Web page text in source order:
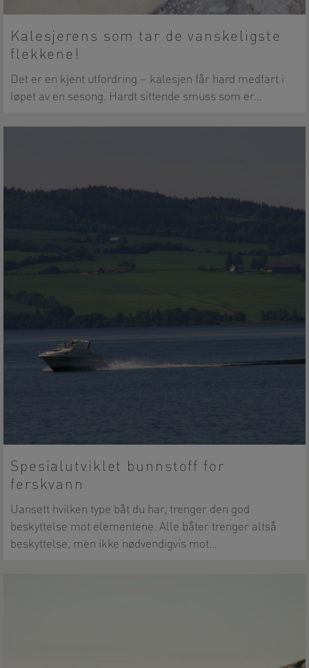
Kalesjerens som tar de vanskeligste
flekkene!
Det er en kjent utfordring – kalesjen får hard medfart i
løpet av en sesong. Hardt sittende smuss som er…
Spesialutviklet bunnstoff for
ferskvann
Uansett hvilken type båt du har, trenger den god
beskyttelse mot elementene. Alle båter trenger altså
beskyttelse, men ikke nødvendigvis mot…